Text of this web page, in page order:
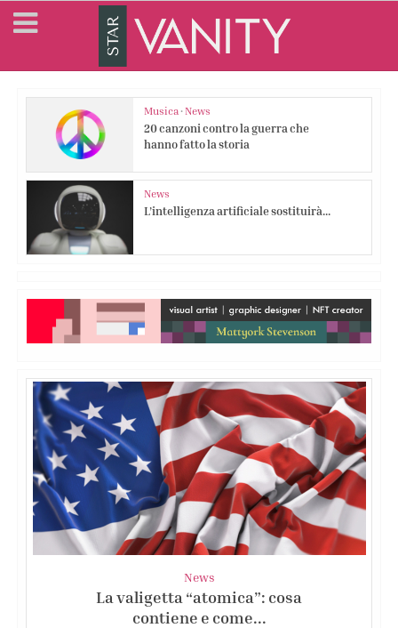
Musica •News
20 canzoni contro la guerra che
hanno fatto la storia
News
L’intelligenza artificiale sostituirà...
News
La valigetta “atomica”: cosa
contiene e come...